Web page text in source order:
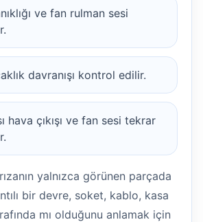
ve fan rulman sesi
davranışı kontrol edilir.
hava çıkışı ve fan sesi tekrar
yalnızca görünen parçada
bir devre, soket, kablo, kasa
mı olduğunu anlamak için